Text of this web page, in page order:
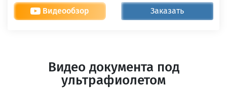
Видеообзор Заказать
Видео документа под
ультрафиолетом